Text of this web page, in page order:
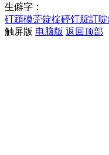
生僻字：
矴顁磸萣錠椗碠饤腚訂啶
触屏版 电脑版 返回顶部